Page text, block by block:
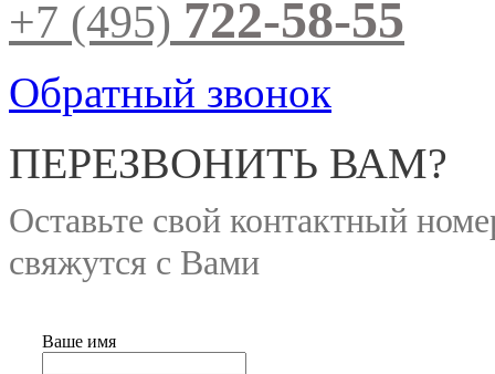
+7 (495) 722-58-55
Обратный звонок
ПЕРЕЗВОНИТЬ ВАМ?
Оставьте свой контактный
свяжутся с Вами
Ваше имя